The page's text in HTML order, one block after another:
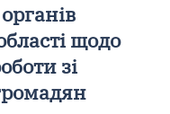
щодо
зі